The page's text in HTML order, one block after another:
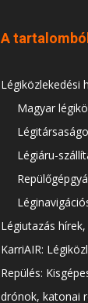
A tartalomból
Légiközlekedési
Magyar
Légiáru-
Légiutazás
KarriAIR:
Repülés:
drónok, katonai